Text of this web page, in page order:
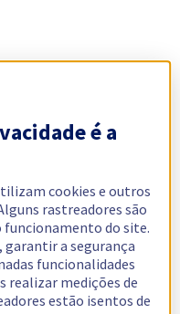
é a
cookies e outros
rastreadores são
do site.
a segurança
funcionalidades
realizar medições de
estão isentos de